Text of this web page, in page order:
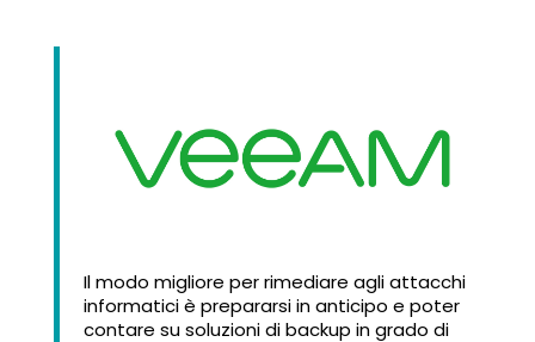
Il modo migliore per rimediare agli attacchi
informatici è prepararsi in anticipo e poter
contare su soluzioni di backup in grado di